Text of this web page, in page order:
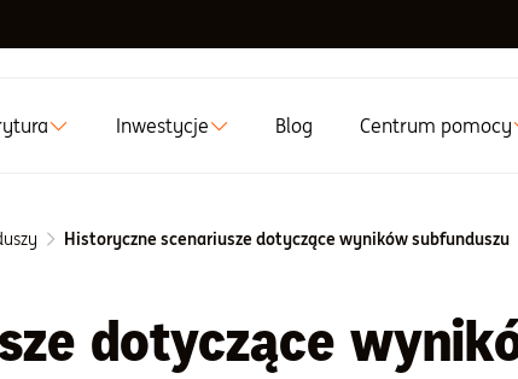
Inwestycje Blog Centrum pomocy
Historyczne scenariusze dotyczące wyników subfunduszu
dotyczące